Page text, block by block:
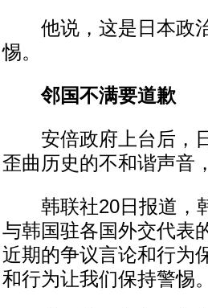
他说，这是日本政治
惕。
邻国不满要道歉
安倍政府上台后，日
歪曲历史的不和谐声音
韩联社20日报道，韩
与韩国驻各国外交代表
近期的争议言论和行为
和行为让我们保持警惕